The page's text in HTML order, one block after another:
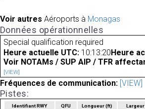
Voir autres Aéroports à Monagas
Données opérationnelles
Special qualification required
Heure actuelle UTC: 10:13:20 Heure
Voir NOTAMs / SUP AIP / TFR
[VIEW]
Fréquences de communication: [VIEW]
Pistes:
Identifiant RWY QFU Longueur(ft)